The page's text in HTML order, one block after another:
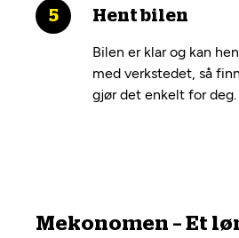
Hent bilen
Bilen er klar og kan
med verkstedet, så
gjør det enkelt for deg.
Mekonomen – Et